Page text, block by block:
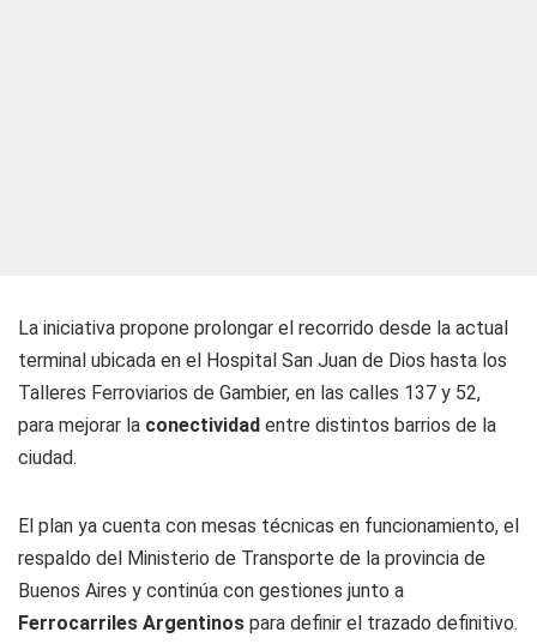
La iniciativa propone prolongar el recorrido desde la actual
terminal ubicada en el Hospital San Juan de Dios hasta los
Talleres Ferroviarios de Gambier, en las calles 137 y 52,
para mejorar la conectividad entre distintos barrios de la
ciudad.
El plan ya cuenta con mesas técnicas en funcionamiento, el
respaldo del Ministerio de Transporte de la provincia de
Buenos Aires y continúa con gestiones junto a
Ferrocarriles Argentinos para definir el trazado definitivo.